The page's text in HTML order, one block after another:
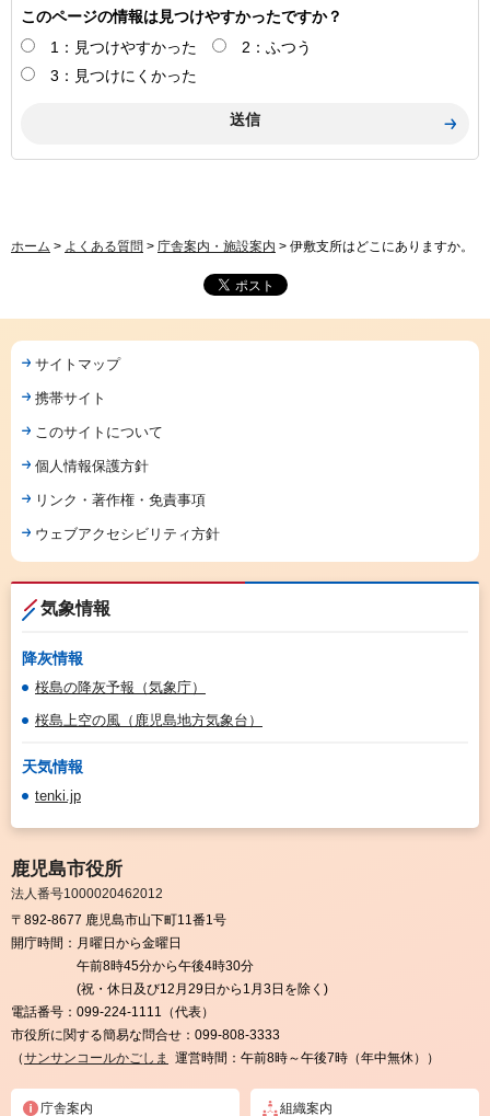
このページの情報は見つけやすかったですか？
1：見つけやすかった
2：ふつう
3：見つけにくかった
ホーム > よくある質問 > 庁舎案内・施設案内 > 伊敷支所はどこにありますか。
サイトマップ
携帯サイト
このサイトについて
個人情報保護方針
リンク・著作権・免責事項
ウェブアクセシビリティ方針
気象情報
降灰情報
桜島の降灰予報（気象庁）
桜島上空の風（鹿児島地方気象台）
天気情報
tenki.jp
鹿児島市役所
法人番号1000020462012
〒892-8677 鹿児島市山下町11番1号
開庁時間： 月曜日から金曜日
午前8時45分から午後4時30分
(祝・休日及び12月29日から1月3日を除く)
電話番号： 099-224-1111（代表）
市役所に関する簡易な問合せ： 099-808-3333
（サンサンコールかごしま 運営時間：午前8時～午後7時（年中無休））
庁舎案内 組織案内